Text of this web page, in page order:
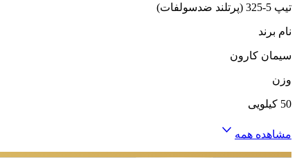
تیپ 5-325 (پرتلند ضدسولفات)
نام برند
سیمان کارون
وزن
50 کیلویی
مشاهده همه